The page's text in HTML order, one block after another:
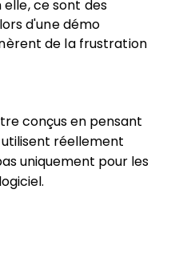
elle, ce sont des
d'une démo
de la frustration
conçus en pensant
réellement
uniquement pour les